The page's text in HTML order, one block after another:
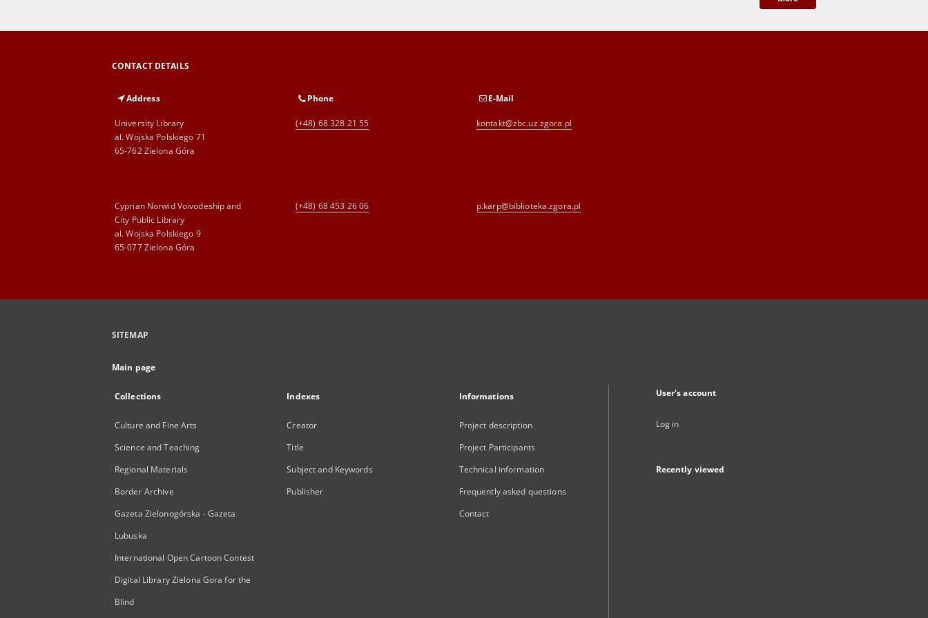
CONTACT DETAILS
Address
University Library
al. Wojska Polskiego 71
65-762 Zielona Góra
Phone
(+48) 68 328 21 55
E-Mail
kontakt@zbc.uz.zgora.pl
Cyprian Norwid Voivodeship and
City Public Library
al. Wojska Polskiego 9
65-077 Zielona Góra
(+48) 68 453 26 06 p.karp@biblioteka.zgora.pl
SITEMAP
Main page
Collections
Culture and Fine Arts
Science and Teaching
Regional Materials
Border Archive
Gazeta Zielonogórska - Gazeta
Lubuska
International Open Cartoon Contest
Digital Library Zielona Gora for the
Blind
Indexes
Creator
Title
Subject and Keywords
Publisher
Informations
Project description
Project Participants
Technical information
Frequently asked questions
Contact
User's account
Log in
Recently viewed